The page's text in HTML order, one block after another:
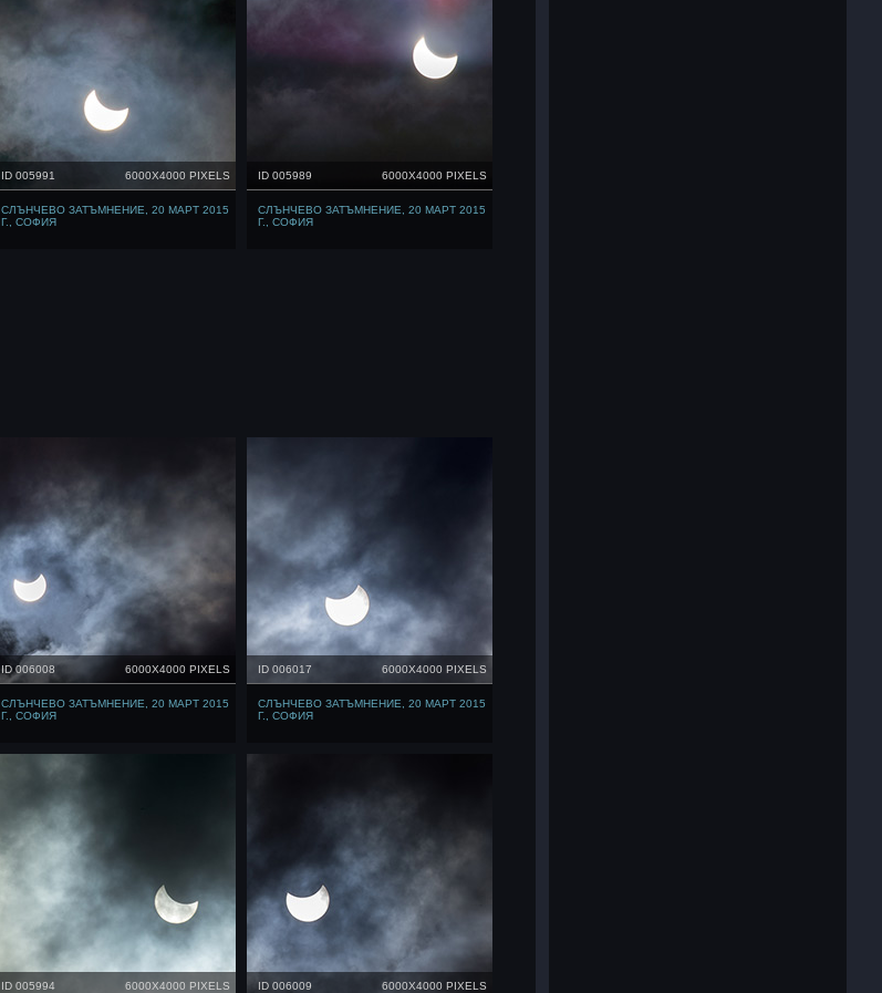
ID 005991 6000X4000 PIXELS
СЛЪНЧЕВО ЗАТЪМНЕНИЕ, 20 МАРТ 2015
Г., СОФИЯ
ID 005989 6000X4000 PIXELS
СЛЪНЧЕВО ЗАТЪМНЕНИЕ, 20 МАРТ 2015
Г., СОФИЯ
ID 006008 6000X4000 PIXELS
СЛЪНЧЕВО ЗАТЪМНЕНИЕ, 20 МАРТ 2015
Г., СОФИЯ
ID 006017 6000X4000 PIXELS
СЛЪНЧЕВО ЗАТЪМНЕНИЕ, 20 МАРТ 2015
Г., СОФИЯ
ID 005994 6000X4000 PIXELS ID 006009 6000X4000 PIXELS